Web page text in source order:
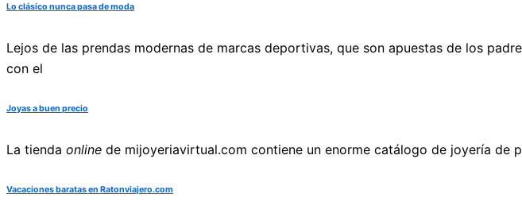
Lo clásico nunca pasa de moda
Lejos de las prendas modernas de marcas deportivas, que son apuestas de los
con el
Joyas a buen precio
La tienda online de mijoyeriavirtual.com contiene un enorme catálogo de joyería de
Vacaciones baratas en Ratonviajero.com